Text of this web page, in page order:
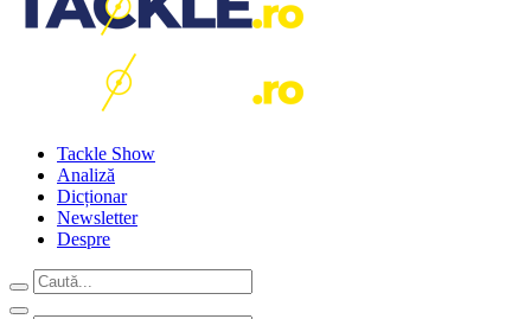
Tackle Show
Analiză
Dicționar
Newsletter
Despre